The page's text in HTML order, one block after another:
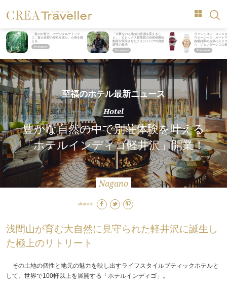
「星のや富士」でデジタルデトック
ス。冨士信仰の歴史を辿り、心身を調
える。
「大事なのは地域の意識を変えるこ
と」。ロレックス賞受賞の自然保護活
動家が実現させたナイジェリアの自然
環境の復活
ヴァシュロン・コンス
ヴァーシーズ・オート
旅愛好家のお気に入り
ら、ジェンダーレスな
至福のホテル最新ニュース
Hotel
豊かな自然の中で別荘体験を叶える
「ホテルインディゴ軽井沢」開業！
Nagano
Share it
浅間山が育む大自然に見守られた軽井沢に誕生し
た極上のリトリート
その土地の個性と地元の魅力を映し出すライフスタイルブティックホテルと
して、世界で100軒以上を展開する「ホテルインディゴ」。